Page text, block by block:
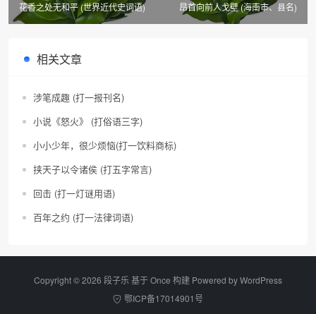
花香之处无和平 (世界近代史词语)
昂首向前人戈壁 (海南市、县名)
相关文章
涉笔成趣 (打一报刊名)
小说《怒火》 (打俗语三字)
小小少年，很少烦恼(打一饮料商标)
挟天子以令诸侯 (打五字常言)
回击 (打一灯谜用语)
百年之约 (打一法律词语)
Copyright © 2026 段子乐 基于 Once 构建 Powered byWordPress
鄂ICP备17014901号